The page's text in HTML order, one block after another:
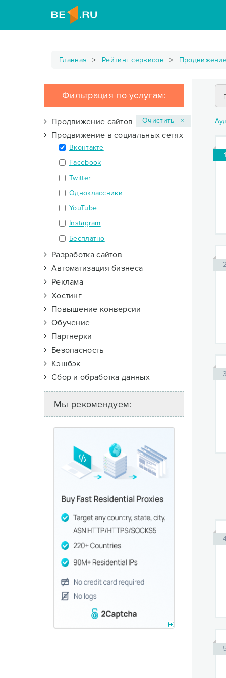
Главная Рейтинг сервисов
Фильтрация по услугам:
Продвижение сайтов
Продвижение в социальных сетях
Вконтакте
Facebook
Twitter
Одноклассники
YouTube
Instagram
Бесплатно
Разработка сайтов
Автоматизация бизнеса
Реклама
Хостинг
Повышение конверсии
Обучение
Партнерки
Безопасность
Кэшбэк
Сбор и обработка данных
Очистить ×
Мы рекомендуем:
1
2
3